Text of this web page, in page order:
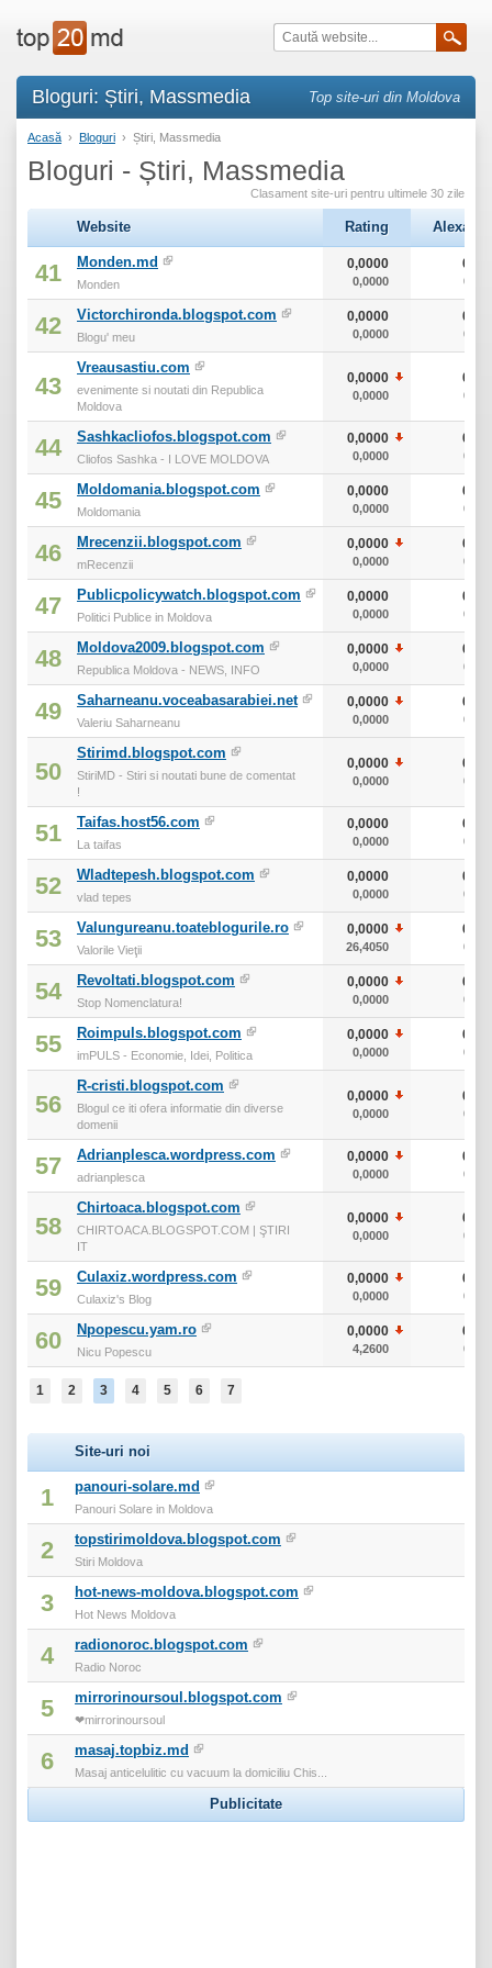
Bloguri: Știri, Massmedia Top site-uri din Moldova
Acasă › Bloguri › Știri, Massmedia
Bloguri - Știri, Massmedia
Clasament site-uri pentru ultimele 30 zile
Website Rating Alexa
41 Monden.md
Monden
0,0000
0,0000
0
0
42 Victorchironda.blogspot.com
Blogu' meu
0,0000
0,0000
0
0
43
Vreausastiu.com
evenimente si noutati din Republica
Moldova
0,0000
0,0000
0
0
44 Sashkacliofos.blogspot.com
Cliofos Sashka - I LOVE MOLDOVA
0,0000
0,0000
0
0
45 Moldomania.blogspot.com
Moldomania
0,0000
0,0000
0
0
46 Mrecenzii.blogspot.com
mRecenzii
0,0000
0,0000
0
0
47 Publicpolicywatch.blogspot.com
Politici Publice in Moldova
0,0000
0,0000
0
0
48 Moldova2009.blogspot.com
Republica Moldova - NEWS, INFO
0,0000
0,0000
0
0
49 Saharneanu.voceabasarabiei.net
Valeriu Saharneanu
0,0000
0,0000
0
0
50
Stirimd.blogspot.com
StiriMD - Stiri si noutati bune de comentat
!
0,0000
0,0000
0
0
51 Taifas.host56.com
La taifas
0,0000
0,0000
0
0
52 Wladtepesh.blogspot.com
vlad tepes
0,0000
0,0000
0
0
53 Valungureanu.toateblogurile.ro
Valorile Vieţii
0,0000
26,4050
0
0
54 Revoltati.blogspot.com
Stop Nomenclatura!
0,0000
0,0000
0
0
55 Roimpuls.blogspot.com
imPULS - Economie, Idei, Politica
0,0000
0,0000
0
0
56
R-cristi.blogspot.com
Blogul ce iti ofera informatie din diverse
domenii
0,0000
0,0000
0
0
57 Adrianplesca.wordpress.com
adrianplesca
0,0000
0,0000
0
0
58
Chirtoaca.blogspot.com
CHIRTOACA.BLOGSPOT.COM | ŞTIRI
IT
0,0000
0,0000
0
0
59 Culaxiz.wordpress.com
Culaxiz's Blog
0,0000
0,0000
0
0
60 Npopescu.yam.ro
Nicu Popescu
0,0000
4,2600
0
0
1 2 3 4 5 6 7
Site-uri noi
1 panouri-solare.md
Panouri Solare in Moldova
2 topstirimoldova.blogspot.com
Stiri Moldova
3 hot-news-moldova.blogspot.com
Hot News Moldova
4 radionoroc.blogspot.com
Radio Noroc
5 mirrorinoursoul.blogspot.com
❤mirrorinoursoul
6 masaj.topbiz.md
Masaj anticelulitic cu vacuum la domiciliu Chis...
Publicitate